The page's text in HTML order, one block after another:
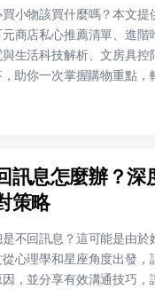
小物該買什麼嗎？本文提
商店私心推薦清單、進階
生活科技解析、文房具控
，助你一次掌握購物重點，
訊息怎麼辦？深
策略
不回訊息？這可能是由於
心理學和星座角度出發，
，並分享有效溝通技巧，